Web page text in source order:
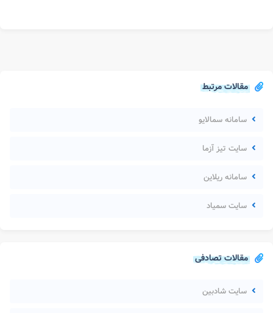
مقالات مرتبط
سامانه سمالایو
سایت تیز آزما
سامانه ریلاین
سایت سمیاد
مقالات تصادفی
سایت شادبین